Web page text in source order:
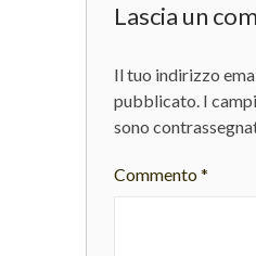
Lascia un
Il tuo indirizzo
pubblicato. I
sono
Commento*